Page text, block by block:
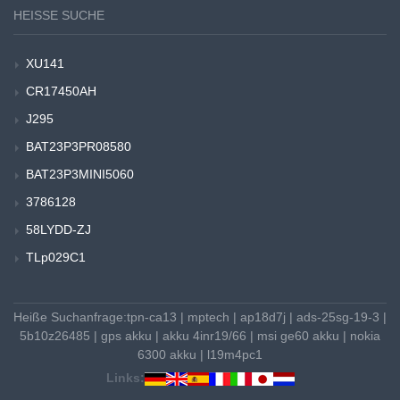
HEISSE SUCHE
XU141
CR17450AH
J295
BAT23P3PR08580
BAT23P3MINI5060
3786128
58LYDD-ZJ
TLp029C1
Heiße Suchanfrage:tpn-ca13 | mptech | ap18d7j | ads-25sg-19-3 |
5b10z26485 | gps akku | akku 4inr19/66 | msi ge60 akku | nokia
6300 akku | l19m4pc1
Links: